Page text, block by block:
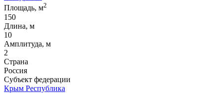
Площадь, м2
150
Длина, м
10
Амплитуда, м
2
Страна
Россия
Субъект федерации
Крым Республика